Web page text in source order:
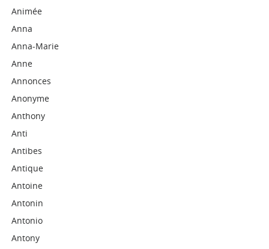
Animée
Anna
Anna-Marie
Anne
Annonces
Anonyme
Anthony
Anti
Antibes
Antique
Antoine
Antonin
Antonio
Antony